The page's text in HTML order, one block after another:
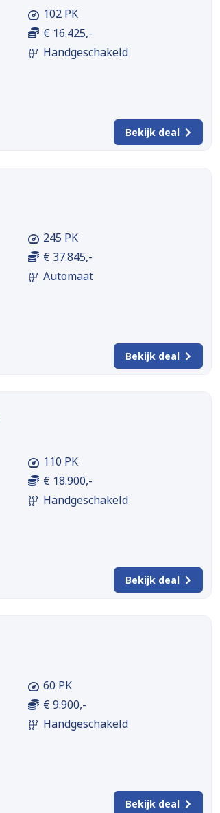
102 PK
€ 16.425,-
Handgeschakeld
Bekijk deal
245 PK
€ 37.845,-
Automaat
Bekijk deal
110 PK
€ 18.900,-
Handgeschakeld
Bekijk deal
60 PK
€ 9.900,-
Handgeschakeld
Bekijk deal